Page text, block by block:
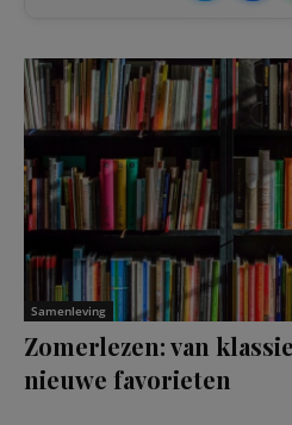
Samenleving
Zomerlezen: van
nieuwe favorieten